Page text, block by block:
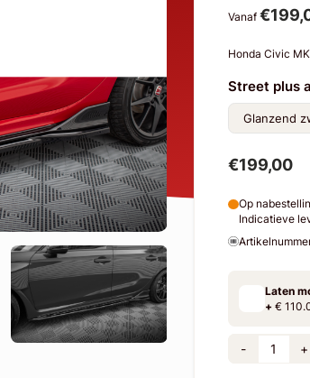
Vanaf
Honda Civic
Street plus
€199,00
Op
Indicatieve
Laten
+€
- +